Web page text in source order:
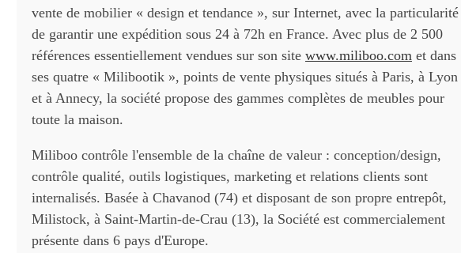
vente de mobilier « design et tendance », sur Internet, avec la particularité
de garantir une expédition sous 24 à 72h en France. Avec plus de 2 500
références essentiellement vendues sur son site www.miliboo.com et dans
ses quatre « Milibootik », points de vente physiques situés à Paris, à Lyon
et à Annecy, la société propose des gammes complètes de meubles pour
toute la maison.
Miliboo contrôle l'ensemble de la chaîne de valeur : conception/design,
contrôle qualité, outils logistiques, marketing et relations clients sont
internalisés. Basée à Chavanod (74) et disposant de son propre entrepôt,
Milistock, à Saint-Martin-de-Crau (13), la Société est commercialement
présente dans 6 pays d'Europe.